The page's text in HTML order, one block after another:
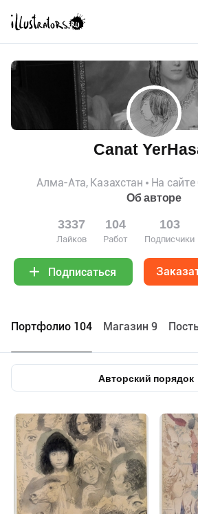
Canat
Алма-Ата, Казахстан
На
Об авторе
3337
Лайков
104
Работ
103
Подписчики
Подписаться
Портфолио 104 Maгазин 9
Авторский порядок